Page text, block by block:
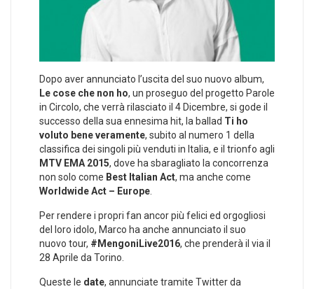
Dopo aver annunciato l’uscita del suo nuovo album,
Le cose che non ho, un proseguo del progetto Parole
in Circolo, che verrà rilasciato il 4 Dicembre, si gode il
successo della sua ennesima hit, la ballad Ti ho
voluto bene veramente, subito al numero 1 della
classifica dei singoli più venduti in Italia, e il trionfo agli
MTV EMA 2015, dove ha sbaragliato la concorrenza
non solo come Best Italian Act, ma anche come
Worldwide Act – Europe
Per rendere i propri fan ancor più felici ed orgogliosi
del loro idolo, Marco ha anche annunciato il suo
nuovo tour, #MengoniLive2016, che prenderà il via il
28 Aprile da Torino.
Queste le date, annunciate tramite Twitter da